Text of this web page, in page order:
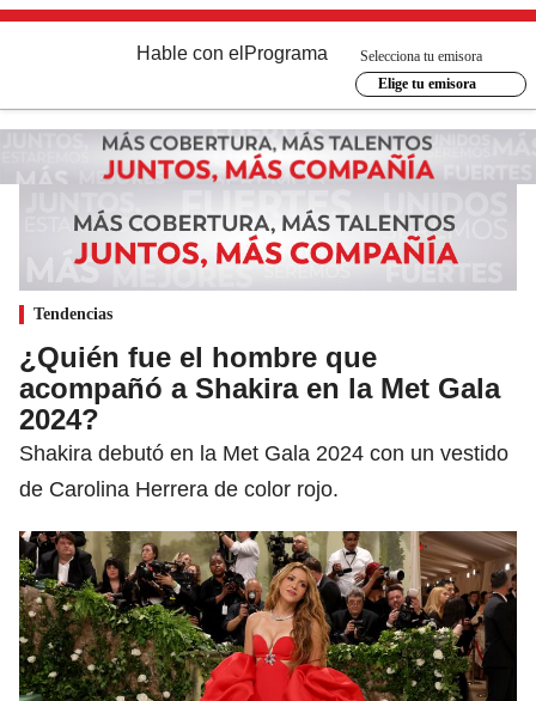
Hable con el Programa
Selecciona tu emisora
Elige tu emisora
Tendencias
¿Quién fue el hombre que
acompañó a Shakira en la Met Gala
2024?
Shakira debutó en la Met Gala 2024 con un vestido
de Carolina Herrera de color rojo.